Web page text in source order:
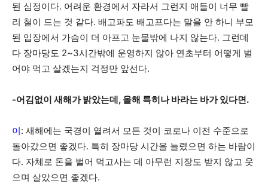
된 심정이다. 어려운 환경에서 자라서 그런지 애들이 너무 빨
리 철이 드는 것 같다. 배고파도 배고프다는 말을 안 하니 부모
된 입장에서 가슴이 더 아프고 눈물밖에 나지 않는다. 그런데
다 장마당도 2~3시간밖에 운영하지 않아 연초부터 어떻게 벌
어야 먹고 살겠는지 걱정만 앞선다.
-어김없이 새해가 밝았는데, 올해 특히나 바라는 바가 있다면.
이: 새해에는 국경이 열려서 모든 것이 코로나 이전 수준으로
돌아갔으면 좋겠다. 특히 장마당 시간을 늘렸으면 하는 바람이
다. 자체로 돈을 벌어 먹고사는 데 아무런 지장도 받지 않고 웃
으며 살았으면 좋겠다.